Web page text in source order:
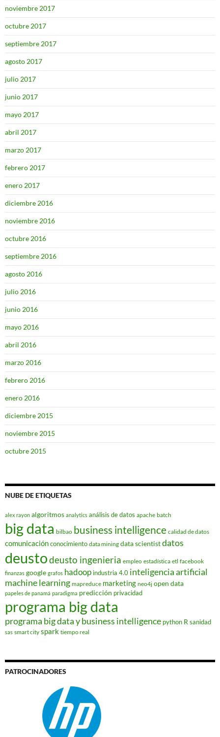
noviembre 2017
octubre 2017
septiembre 2017
agosto 2017
julio 2017
junio 2017
mayo 2017
abril 2017
marzo 2017
febrero 2017
enero 2017
diciembre 2016
noviembre 2016
octubre 2016
septiembre 2016
agosto 2016
julio 2016
junio 2016
mayo 2016
abril 2016
marzo 2016
febrero 2016
enero 2016
diciembre 2015
noviembre 2015
octubre 2015
NUBE DE ETIQUETAS
alex rayon algoritmos analytics análisis de datos apache batch
big data bilbao business intelligence calidad de datos
comunicaciónconocimiento data mining data scientistdatos
deustodeusto ingenieria empleo estadística etl facebook
finanzas google grafos hadoop industria 4.0 inteligencia artificial
machine learning mapreduce marketing neo4j open data
papeles de panamá paradigma predicción privacidad
programa big data
programa big data y business intelligence python R sanidad
sas smart city spark tiempo real
PATROCINADORES